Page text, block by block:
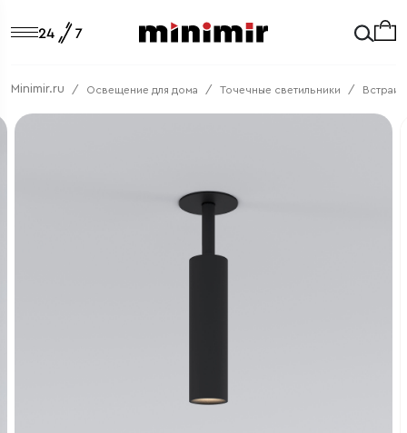
Minimir.ru Освещение для дома Точечные светильники